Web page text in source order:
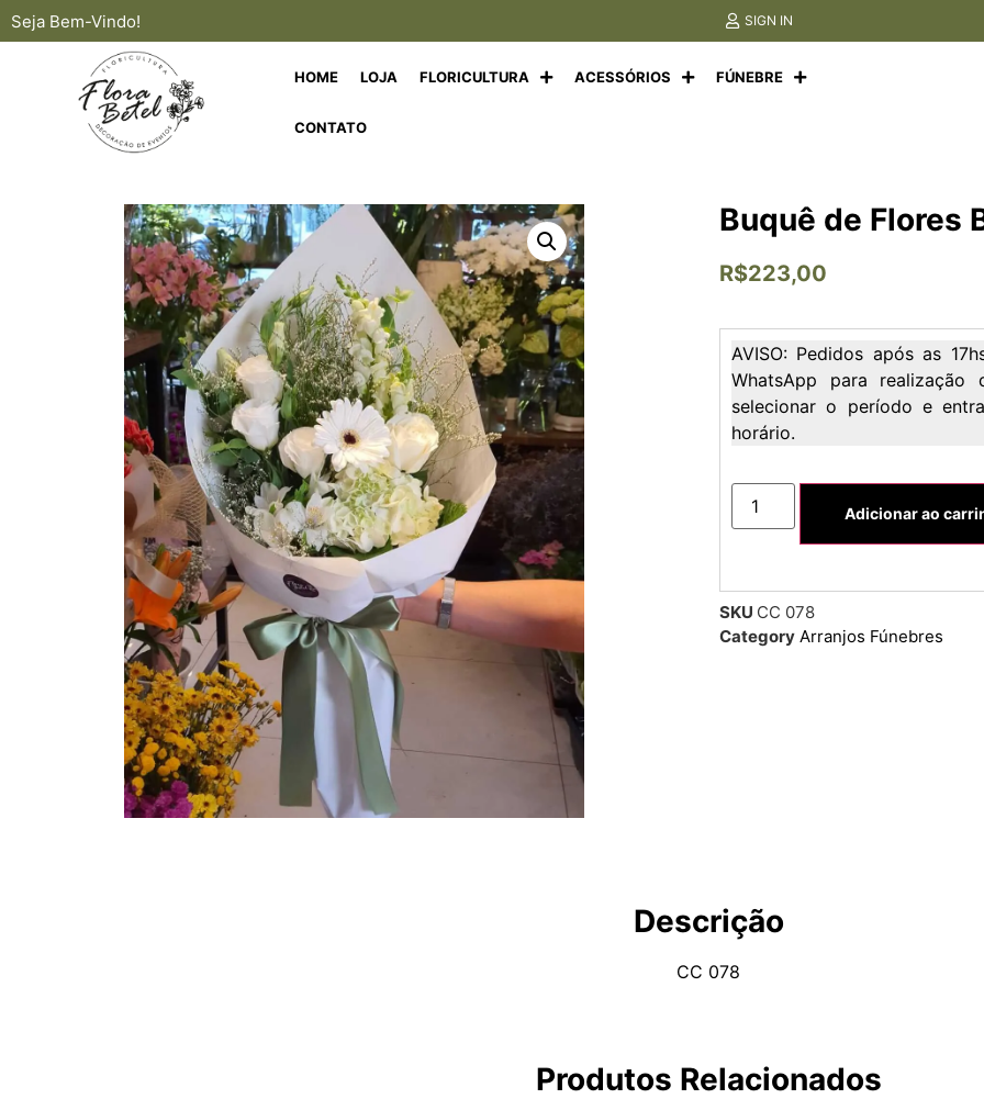
Seja Bem-Vindo! SIGN IN
HOME LOJA FLORICULTURA ACESSÓRIOS FÚNEBRE
CONTATO
Buquê de Flores
R$223,00
AVISO: Pedidos após as
WhatsApp para realização
selecionar o período e
horário.
Adicionar ao
SKU CC 078
Category Arranjos Fúnebres
Descrição
CC 078
Produtos Relacionados